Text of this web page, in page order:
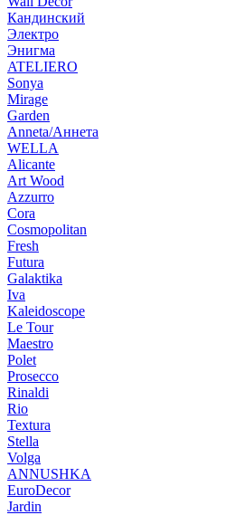
Кандинский
Электро
Энигма
ATELIERO
Sonya
Mirage
Garden
Anneta/Аннета
WELLA
Alicante
Art Wood
Azzurro
Cora
Cosmopolitan
Fresh
Futura
Galaktika
Iva
Kaleidoscope
Le Tour
Maestro
Polet
Prosecco
Rinaldi
Rio
Textura
Stella
Volga
ANNUSHKA
EuroDecor
Jardin